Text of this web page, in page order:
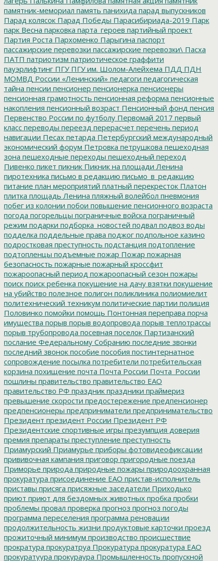
памятник-мемориал память панихида парад выпускников
Парад колясок Парад Победы Парасибириада-2019 Парк
парк Весна парковка парта_героев партийный проект
Партия Роста Пархоменко Парыгина паспорт
пассажирские перевозки пассажирские перевозки\ Пасха
ПАТП патриотизм патриотическое граффити
пауэрлифтинг ПГУПГУ им. Шолом-Алейхема ПДД ПДН
МОМВД России «Ленинский» педагоги педагогическая
тайна пенсии пенсионер пенсионерка пенсионеры
пенсионная грамотность пенсионная реформа пенсионные
накопления пенсионный возраст Пенсионный фонд пенсия
Первенство России по футболу Первомай 2017 первый
класс переводы переезд перерасчет перечень период
навигации Песах петарда Петербургский международный
экономический форум Петровка петрушкова пешеходная
зона пешеходные переходы пешеходный переход
Пивенко пикет пикник Пикник на площади Ленина
пиротехника письмо в редакцию письмо_в_редакцию
питание план мероприятий платный перекресток Платон
плитка площадь Ленина пляжный волейбол пневмония
побег из колонии побои повышение пенсионного возраста
погода погорельцы пограничные войска пограничный
режим подарки подборка_новостей подвал подвоз воды
подделка поддельные права поджог подпольное казино
подростковая преступность подстанция подтопление
подтопленцы подъемные пожар Пожар пожарная
безопасность пожарные пожарный кроссфит
пожароопасный период пожароопасный сезон пожары
поиск поиск ребенка покушение на дачу взятки покушение
на убийство полезное полигон поликлиника полиомиелит
политехнический техникум политические партии полиция
Половинко помойки помощь Понтонная переправа порча
имущества порыв порыв водопровода порыв теплотрассы
порыв трубопровода посевная поселок Партизанский
послание Федеральному Собранию последние звонки
последний звонок пособие пособия постинтернатное
сопровождение посылка потребители потребительская
корзина похищение почта Почта России Почта_России
пошлины правительство правительство ЕАО
правительство РФ праздник праздники праймериз
превышение скорости предостережение предпенсионер
предпенсионеры предприниматели предпринимательство
Президент президент России Президент РФ
Президентские спортивные игры презумпция доверия
премия препараты преступление преступность
Приамурский Приамурье приборы фотовидеофиксации
прививочная кампания приговор пригородные поезда
Приморье природа природные пожары природоохранная
прокуратура присоединение ЕАО пристав-исполнитель
приставы присяга присяжные заседатели Приходько
приют приют для бездомных животных пробка пробки
проблемы провал проверка прогноз прогноз погоды
программа переселения программа реновации
продолжительность жизни продуктовые карточки проезд
прожиточный минимум производство происшествие
прократура прокуратруа Прокуратура прокуратура ЕАО
прокуратуура прокураура Промышленность пропускной